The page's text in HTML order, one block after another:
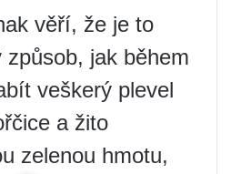
věří, že je to
způsob, jak během
veškerý plevel
a žito
zelenou hmotu,